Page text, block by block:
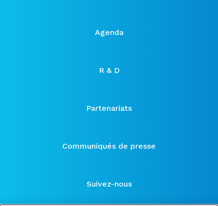
Agenda
R & D
Partenariats
Communiqués de presse
Suivez-nous